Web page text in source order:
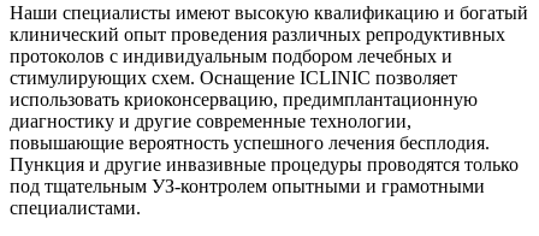
Наши специалисты имеют высокую квалификацию и богатый
клинический опыт проведения различных репродуктивных
протоколов с индивидуальным подбором лечебных и
стимулирующих схем. Оснащение ICLINIC позволяет
использовать криоконсервацию, предимплантационную
диагностику и другие современные технологии,
повышающие вероятность успешного лечения бесплодия.
Пункция и другие инвазивные процедуры проводятся только
под тщательным УЗ-контролем опытными и грамотными
специалистами.